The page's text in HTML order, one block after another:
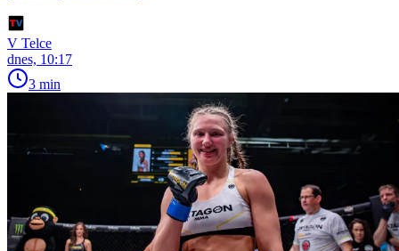
V Telce
dnes, 10:17
3 min